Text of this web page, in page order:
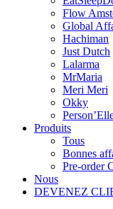
Flow
Global
Hachiman
Just Dutch
Lalarma
MrMaria
Meri Meri
Okky
Produits
Tous
Bonnes
Pre-order
Nous
DEVENEZ